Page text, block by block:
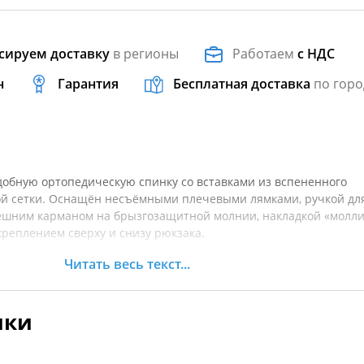
доставку в регионы Работаемс НДС
Гарантия Бесплатная доставка по
ортопедическую спинку со вставками из вспененного
сетки. Оснащён несъёмными плечевыми лямками, ручкой
карманом на брызгозащитной молнии, накладкой
сверху и снизу рюкзака.
поясницу при большом весе рюкзака. Герморюкзак
токами высокой частоты. Клею нет места в наших
Читать весь текст...